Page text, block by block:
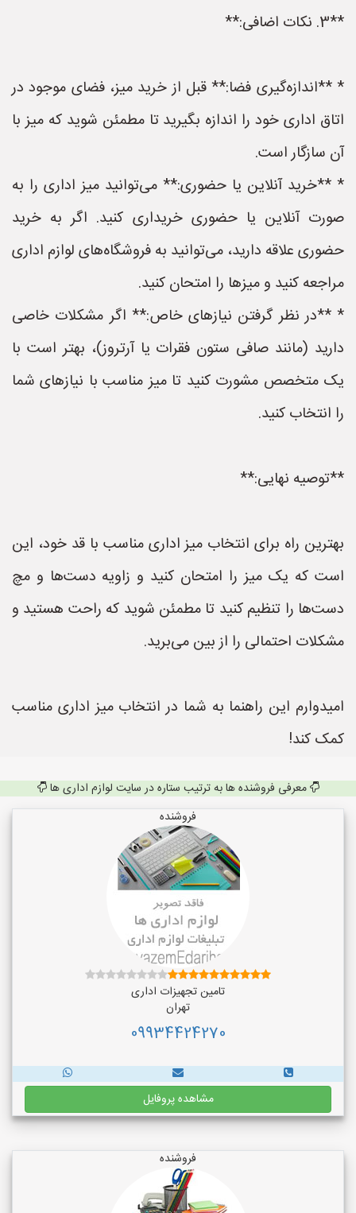
**3. نکات اضافی:**
* **اندازه‌گیری فضا:** قبل از خرید میز، فضای موجود در
اتاق اداری خود را اندازه بگیرید تا مطمئن شوید که میز با
آن سازگار است.
* **خرید آنلاین یا حضوری:** می‌توانید میز اداری را به
صورت آنلاین یا حضوری خریداری کنید. اگر به خرید
حضوری علاقه دارید، می‌توانید به فروشگاه‌های لوازم اداری
مراجعه کنید و میزها را امتحان کنید.
* **در نظر گرفتن نیازهای خاص:** اگر مشکلات خاصی
دارید (مانند صافی ستون فقرات یا آرتروز)، بهتر است با
یک متخصص مشورت کنید تا میز مناسب با نیازهای شما
را انتخاب کنید.
**توصیه نهایی:**
بهترین راه برای انتخاب میز اداری مناسب با قد خود، این
است که یک میز را امتحان کنید و زاویه دست‌ها و مچ
دست‌ها را تنظیم کنید تا مطمئن شوید که راحت هستید و
مشکلات احتمالی را از بین می‌برید.
امیدوارم این راهنما به شما در انتخاب میز اداری مناسب
کمک کند!
معرفی فروشنده ها به ترتیب ستاره در سایت لوازم اداری ها
فروشنده
تامین تجهیزات اداری
تهران
09934424270
مشاهده پروفایل
فروشنده